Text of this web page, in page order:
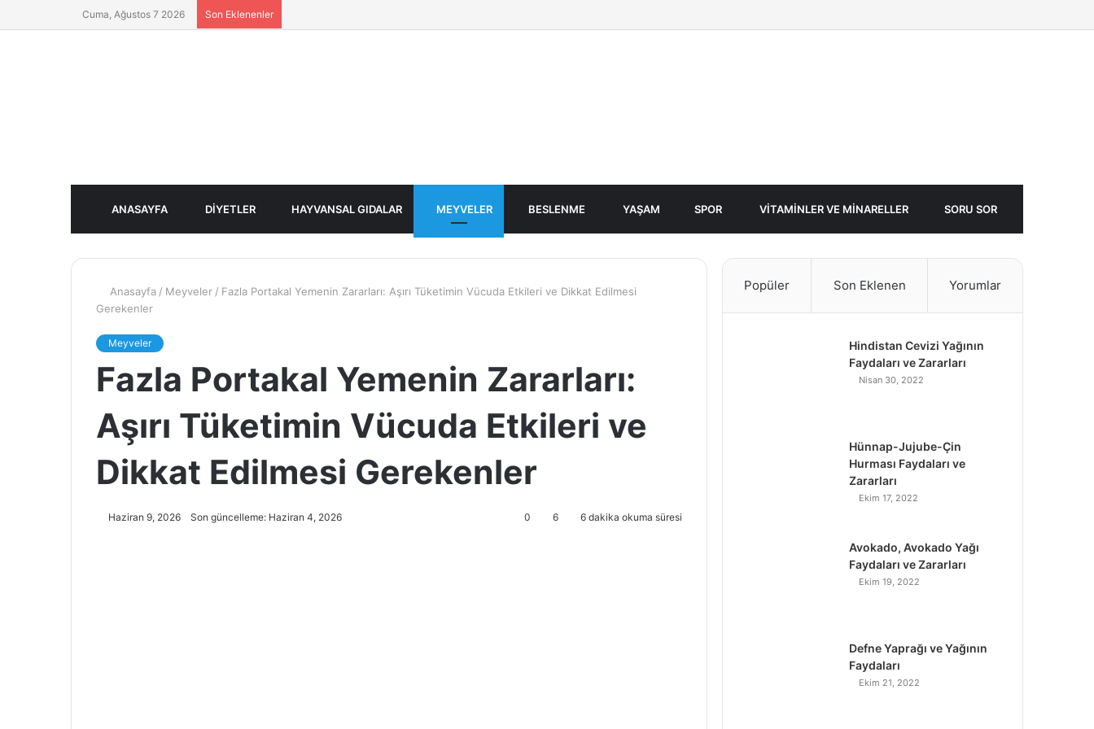
Cuma, Ağustos 7 2026 Son Eklenenler
ANASAYFA DIYETLER HAYVANSAL GIDALAR MEYVELER BESLENME YAŞAM SPOR VITAMINLER VE MINARELLER SORU SOR
Anasayfa / Meyveler / Fazla Portakal Yemenin Zararları: Aşırı Tüketimin Vücuda Etkileri ve Dikkat Edilmesi
Gerekenler
Meyveler
Fazla Portakal Yemenin Zararları:
Aşırı Tüketimin Vücuda Etkileri ve
Dikkat Edilmesi Gerekenler
Haziran 9, 2026 Son güncelleme: Haziran 4, 2026 0 6 6 dakika okuma süresi
Popüler Son Eklenen Yorumlar
Hindistan Cevizi Yağının
Faydaları ve Zararları
Nisan 30, 2022
Hünnap-Jujube-Çin
Hurması Faydaları ve
Zararları
Ekim 17, 2022
Avokado, Avokado Yağı
Faydaları ve Zararları
Ekim 19, 2022
Defne Yaprağı ve Yağının
Faydaları
Ekim 21, 2022